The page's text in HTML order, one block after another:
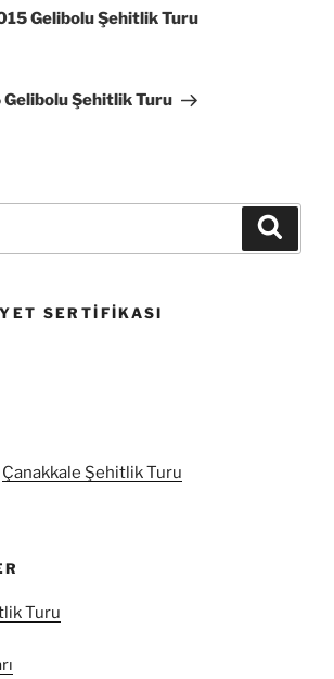
Gelibolu Şehitlik Turu
Şehitlik Turu
SERTIFIKASI
Çanakkale Şehitlik Turu
Turu